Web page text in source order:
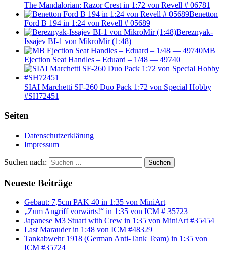
The Mandalorian: Razor Crest in 1:72 von Revell # 06781
Benetton
Ford B 194 in 1:24 von Revell # 05689
Bereznyak-
Issajev BI-1 von MikroMir (1:48)
MB
Ejection Seat Handles – Eduard – 1/48 — 49740
SIAI Marchetti SF-260 Duo Pack 1:72 von Special Hobby
#SH72451
Seiten
Datenschutzerklärung
Impressum
Suchen nach: Suchen
Neueste Beiträge
Gebaut: 7,5cm PAK 40 in 1:35 von MiniArt
„Zum Angriff vorwärts!“ in 1:35 von ICM # 35723
Japanese M3 Stuart with Crew in 1:35 von MiniArt #35454
Last Marauder in 1:48 von ICM #48329
Tankabwehr 1918 (German Anti-Tank Team) in 1:35 von
ICM #35724